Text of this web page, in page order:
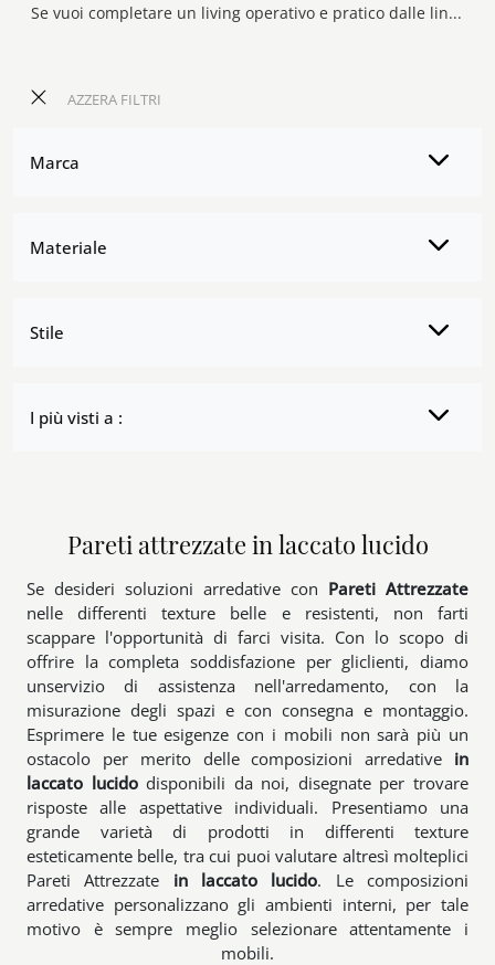
AZZERA FILTRI
Marca
Materiale
Stile
I più visti a :
Se vuoi completare un living operativo e pratico dalle linee moderne, ecco a te la parete attrezzata I-ModulART 05 Presotto.
Pareti attrezzate in laccato lucido
Se desideri soluzioni arredative con Pareti Attrezzate
nelle differenti texture belle e resistenti, non farti
scappare l'opportunità di farci visita. Con lo scopo di
offrire la completa soddisfazione per gliclienti, diamo
unservizio di assistenza nell'arredamento, con la
misurazione degli spazi e con consegna e montaggio.
Esprimere le tue esigenze con i mobili non sarà più un
ostacolo per merito delle composizioni arredative in
laccato lucidodisponibili da noi, disegnate per trovare
risposte alle aspettative individuali. Presentiamo una
grande varietà di prodotti in differenti texture
esteticamente belle, tra cui puoi valutare altresì molteplici
Pareti Attrezzate in laccato lucido. Le composizioni
arredative personalizzano gli ambienti interni, per tale
motivo è sempre meglio selezionare attentamente i
mobili.